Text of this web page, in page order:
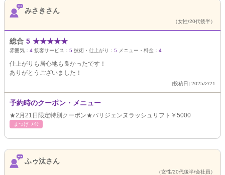
みさきさん
（女性/20代後半）
総合 5 ★★★★★
雰囲気： 4 接客サービス： 5 技術・仕上がり： 5 メニュー・料金： 4
仕上がりも居心地も良かったです！
ありがとうございました！
[投稿日] 2025/2/21
予約時のクーポン・メニュー
★2月21日限定特別クーポン★パリジェンヌラッシュリフト￥5000
まつげ･ﾒｲｸ
ふゥ汰さん
（女性/20代後半/会社員）